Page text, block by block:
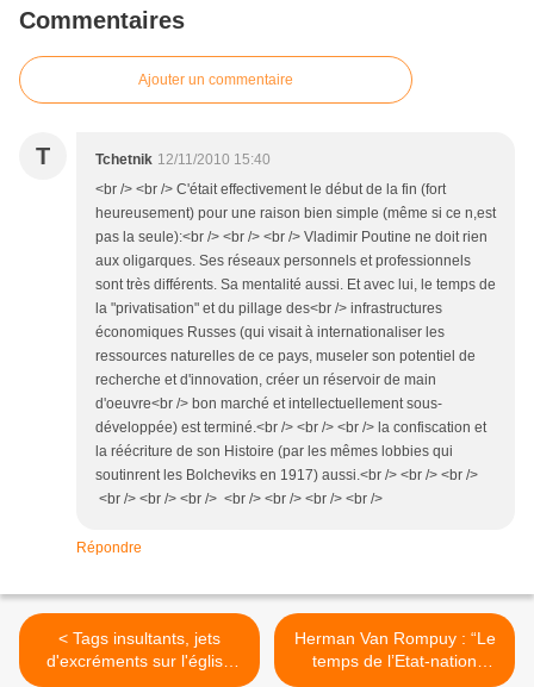
Commentaires
Ajouter un commentaire
T Tchetnik 12/11/2010 15:40
<br /> <br /> C'était effectivement le début de la fin (fort
heureusement) pour une raison bien simple (même si ce n,est
pas la seule):<br /> <br /> <br /> Vladimir Poutine ne doit rien
aux oligarques. Ses réseaux personnels et professionnels
sont très différents. Sa mentalité aussi. Et avec lui, le temps de
la "privatisation" et du pillage des<br /> infrastructures
économiques Russes (qui visait à internationaliser les
ressources naturelles de ce pays, museler son potentiel de
recherche et d'innovation, créer un réservoir de main
d'oeuvre<br /> bon marché et intellectuellement sous-
développée) est terminé.<br /> <br /> <br /> la confiscation et
la réécriture de son Histoire (par les mêmes lobbies qui
soutinrent les Bolcheviks en 1917) aussi.<br /> <br /> <br />
<br /> <br /> <br /> <br /> <br /> <br /> <br />
Répondre
< Tags insultants, jets
d'excréments sur l'église
Herman Van Rompuy : “Le
temps de l’Etat-nation